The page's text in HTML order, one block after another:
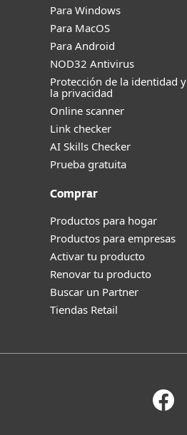
Para Windows
Para MacOS
Para Android
NOD32 Antivirus
Protección de la identidad y
la privacidad
Online scanner
Link checker
AI Skills Checker
Prueba gratuita
Comprar
Productos para hogar
Productos para empresas
Activar tu producto
Renovar tu producto
Buscar un Partner
Tiendas Retail